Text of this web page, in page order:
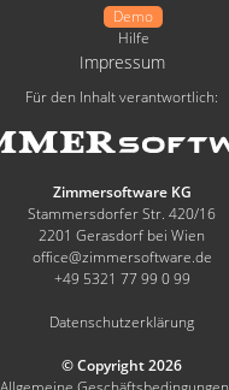
Demo
Hilfe
Impressum
Für den Inhalt verantwortlich:
Zimmersoftware KG
Stammersdorfer Str. 420/16
2201 Gerasdorf bei Wien
office@zimmersoftware.de
+49 5321 77 99 0 99
Datenschutzerklärung
© Copyright 2026